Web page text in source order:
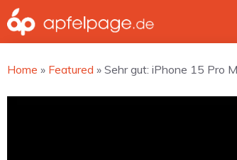
Zum
Inhalt
springen
Home » Featured » Sehr gut: iPhone 15 Pro